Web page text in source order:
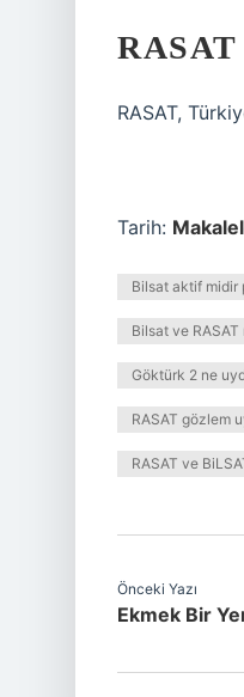
RASAT,
Tarih:
Bilsat aktif midir
Bilsat ve RASAT
Göktürk 2 ne
RASAT gözlem
RASAT ve
Önceki Yazı
Ekmek Bir